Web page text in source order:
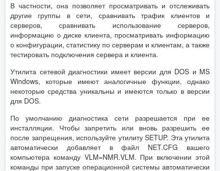
В частности, она позволяет просматривать и отслеживать
другие группы в сети, сравнивать трафик клиентов и
серверов, сравнивать использование серверов,
информацию о диске клиента, просматривать информацию
о конфигурации, статистику по серверам и клиентам, а также
тестировать подключения сервера и клиента.
Утилита сетевой диагностики имеет версии для DOS и MS
Windows, которые имеют аналогичные функции, однако
некоторые средства уникальны и имеются только в версии
для DOS.
По умолчанию диагностика сети разрешается при ее
инсталляции. Чтобы запретить или вновь разрешить ее
после запрещения, используйте утилиту SETUP. Эта утилита
автоматически добавляет в файл NET.CFG вашего
компьютера команду VLM=NMR.VLM. При включении этой
команды при запуске операционной системы автоматически